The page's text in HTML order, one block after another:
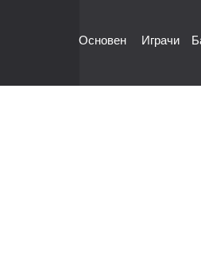
Основен Играчи